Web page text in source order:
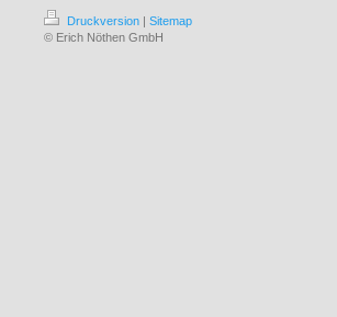
Druckversion | Sitemap
© Erich Nöthen GmbH